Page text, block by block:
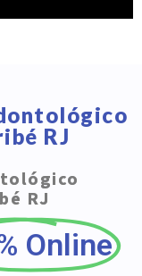
RJ
RJ
Online